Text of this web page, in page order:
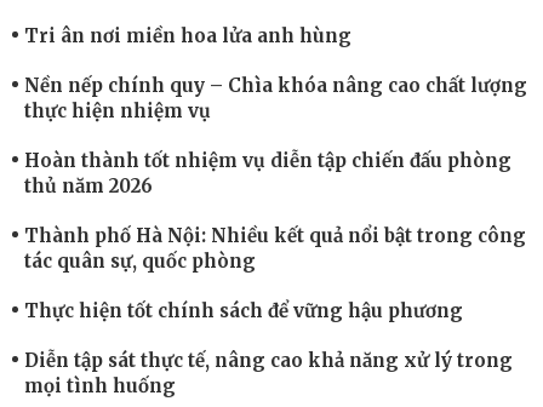
Tri ân nơi miền hoa lửa anh hùng
Nền nếp chính quy – Chìa khóa nâng cao chất lượng
thực hiện nhiệm vụ
Hoàn thành tốt nhiệm vụ diễn tập chiến đấu phòng
thủ năm 2026
Thành phố Hà Nội: Nhiều kết quả nổi bật trong công
tác quân sự, quốc phòng
Thực hiện tốt chính sách để vững hậu phương
Diễn tập sát thực tế, nâng cao khả năng xử lý trong
mọi tình huống